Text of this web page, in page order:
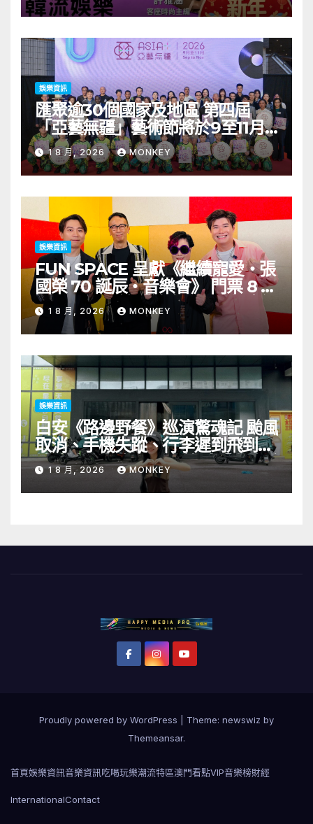
娛樂資訊
匯聚逾30個國家及地區 第四屆
「亞藝無疆」藝術節將於9至11月
舉行 開幕節目《三角演義》音樂會
演出陣容包括王雙駿夥拍恭碩良 聯
同來自蒙古的Uuhai、韓國的
KARDI和泰國的KIKI震懾舞台
1 8 月, 2026 MONKEY
娛樂資訊
FUN SPACE 呈獻《繼續寵愛・張
國榮 70 誕辰・音樂會》 門票 8 月
1 日至 10 日於「健康．旦」優先訂
購
1 8 月, 2026 MONKEY
娛樂資訊
白安《路邊野餐》巡演驚魂記 颱風
取消、手機失蹤、行李遲到飛到當
地才被通知演出取消 笑喊「當歌手
十年第一次遇到」
1 8 月, 2026 MONKEY
Proudly powered by WordPress
Theme: newswiz by
Themeansar.
首頁娛樂資訊音樂資訊吃喝玩樂潮流特區澳門看點VIP音樂榜財經
InternationalContact